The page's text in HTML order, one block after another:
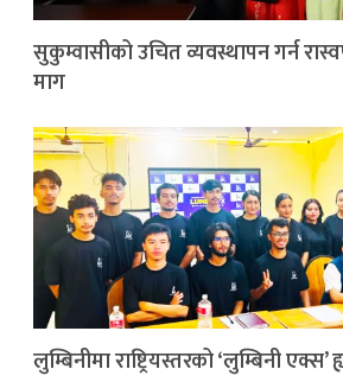
सुकुम्वासीको उचित व्यवस्थापन गर्न
माग
लुम्बिनीमा राष्ट्रियस्तरको ‘लुम्बिनी